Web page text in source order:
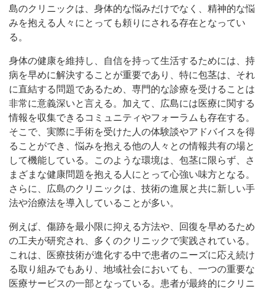
島のクリニックは、身体的な悩みだけでなく、精神的な悩
みを抱える人々にとっても頼りにされる存在となってい
る。
身体の健康を維持し、自信を持って生活するためには、持
病を早めに解決することが重要であり、特に包茎は、それ
に直結する問題であるため、専門的な診療を受けることは
非常に意義深いと言える。加えて、広島には医療に関する
情報を収集できるコミュニティやフォーラムも存在する。
そこで、実際に手術を受けた人の体験談やアドバイスを得
ることができ、悩みを抱える他の人々との情報共有の場と
して機能している。このような環境は、包茎に限らず、さ
まざまな健康問題を抱える人にとって心強い味方となる。
さらに、広島のクリニックは、技術の進展と共に新しい手
法や治療法を導入していることが多い。
例えば、傷跡を最小限に抑える方法や、回復を早めるため
の工夫が研究され、多くのクリニックで実践されている。
これは、医療技術が進化する中で患者のニーズに応え続け
る取り組みでもあり、地域社会においても、一つの重要な
医療サービスの一部となっている。患者が最終的にクリニ